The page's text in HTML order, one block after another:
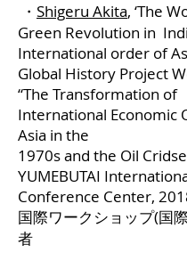
・ Shigeru Akita, ‘The
Green Revolution in
International order of
Global History Project
“The Transformation of
International Economic
Asia in the
1970s and the Oil
YUMEBUTAI
Conference Center,
国際ワークショップ(国
者